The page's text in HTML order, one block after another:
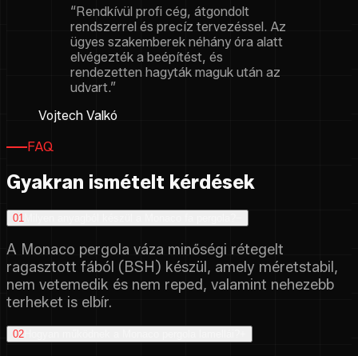
“Rendkívül profi cég, átgondolt
rendszerrel és precíz tervezéssel. Az
ügyes szakemberek néhány óra alatt
elvégezték a beépítést, és
rendezetten hagyták maguk után az
udvart.”
Vojtech Valkó
FAQ
Gyakran ismételt kérdések
01
A Monaco pergola váza minőségi rétegelt
ragasztott fából (BSH) készül, amely méretstabil,
nem vetemedik és nem reped, valamint nehezebb
terheket is elbír.
02